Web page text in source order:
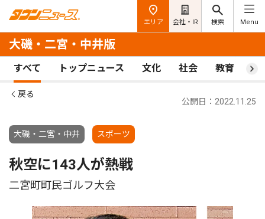
エリア 会社・IR 検索 Menu
大磯・二宮・中井版
すべて トップニュース 文化 社会 教育 ス
戻る
大磯・二宮・中井 スポーツ
公開日：2022.11.25
秋空に143人が熱戦
二宮町町民ゴルフ大会